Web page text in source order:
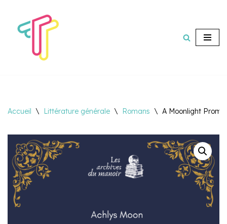
Aller
contenu
Accueil \ Littérature générale \ Romans \ A Moonlight